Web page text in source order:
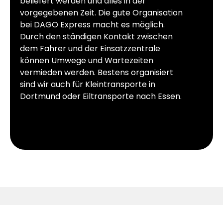
vorgegebenen Zeit. Die gute Organisation
bei DAGO Express macht es möglich.
Durch den ständigen Kontakt zwischen
dem Fahrer und der Einsatzzentrale
können Umwege und Wartezeiten
vermieden werden. Bestens organisiert
sind wir auch für Kleintransporte in
Dortmund oder Eiltransporte nach Essen.